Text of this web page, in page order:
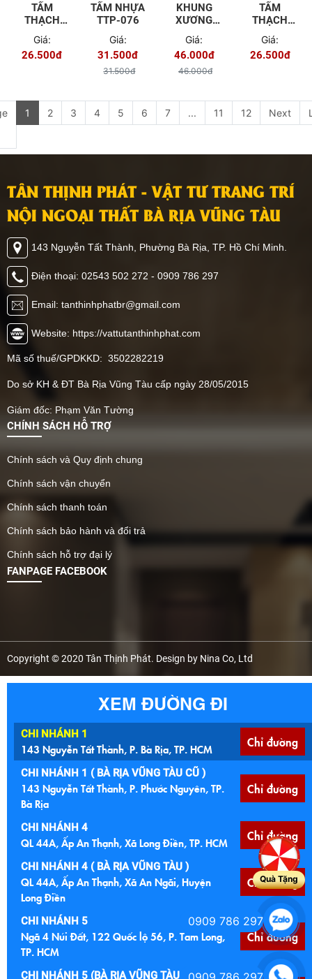
TẤM
THẠCH
CAO TTP-
102
Giá:
26.500đ
TẤM NHỰA
TTP-076
Giá:
31.500đ
31.500đ
KHUNG
XƯƠNG
VẠN PHÁT
HƯNG
Giá:
46.000đ
46.000đ
TẤM
THẠCH
CAO TTP-
103
Giá:
26.500đ
1 2 3 4 5 6 7 ... 11 12 Next
TÂN THỊNH PHÁT - VẬT TƯ TRANG TRÍ
NỘI NGOẠI THẤT BÀ RỊA VŨNG TÀU
143 Nguyễn Tất Thành, Phường Bà Rịa, TP. Hồ Chí Minh.
Điện thoại: 02543 502 272 - 0909 786 297
Email: tanthinhphatbr@gmail.com
Website: https://vattutanthinhphat.com
Mã số thuế/GPDKKD: 3502282219
Do sở KH & ĐT Bà Rịa Vũng Tàu cấp ngày 28/05/2015
Giám đốc: Phạm Văn Tường
CHÍNH SÁCH HỖ TRỢ
Chính sách và Quy định chung
Chính sách vận chuyển
Chính sách thanh toán
Chính sách bảo hành và đổi trả
Chính sách hỗ trợ đại lý
FANPAGE FACEBOOK
Copyright © 2020 Tân Thịnh Phát. Design by Nina Co, Ltd
XEM ĐƯỜNG ĐI
CHI NHÁNH 1
143 Nguyễn Tất Thành, P. Bà Rịa, TP. HCM Chỉ đường
CHI NHÁNH 1 ( BÀ RỊA VŨNG TÀU CŨ )
143 Nguyễn Tất Thành, P. Phước Nguyên, TP.
Bà Rịa
Chỉ đường
CHI NHÁNH 4
QL 44A, Ấp An Thạnh, Xã Long Điền, TP. HCM Chỉ đường
CHI NHÁNH 4 ( BÀ RỊA VŨNG TÀU )
QL 44A, Ấp An Thạnh, Xã An Ngãi, Huyện
Long Điền
Chỉ đường
CHI NHÁNH 5
Ngã 4 Núi Đất, 122 Quốc lộ 56, P. Tam Long,
TP. HCM
Chỉ đường
CHI NHÁNH 5 (BÀ RỊA VŨNG TÀU CŨ )
Quà Tặng
0909 786 297